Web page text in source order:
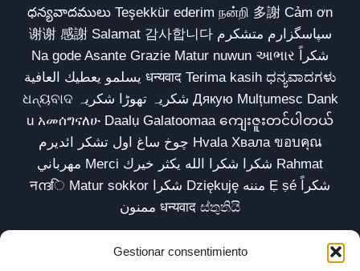
Gestionar consentimiento
ధన్యవాదములు Teşekkür ederim நன்றி 多謝 Cảm ơn
谢谢 感謝 Salamat 감사합니다 سپاسگزارم متشکرم
Na gode Asante Grazie Matur nuwun આભાર شكراً
يسلمو يعطيك العافية धन्यवाद Terima kasih ಧನ್ಯವಾದಗಳು
ଧନ୍ୟବାଦ شکریہ تھوڑا شکریہ Дякую Mulțumesc Dank
u አመሰግናለሁ Daalụ Galatoomaa ကျေးဇူးတင်ပါတယ်
چوخ ساغ اول تشکر ائدیرم Hvala Хвала ขอบคุณ
مهرباني Merci شكرا شكرا الله يكثر خيرك Rahmat
नന്ദि Matur sokkor شكرا Dziękuję مننه Ẹ ṣé شكراً
ممنون धन्यवाद ස්තුතියි